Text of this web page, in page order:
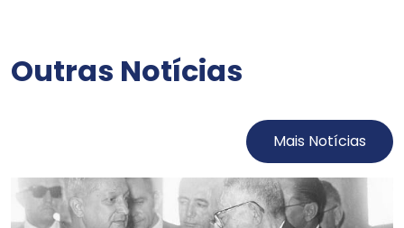
Outras Notícias
Mais Notícias